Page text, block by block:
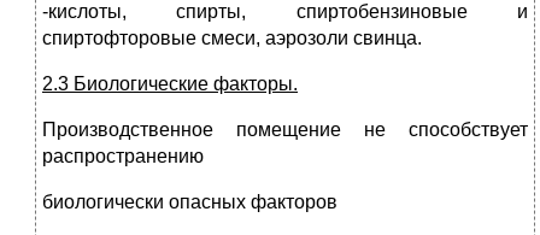
-кислоты, спирты, спиртобензиновые и
спиртофторовые смеси, аэрозоли свинца.
2.3 Биологические факторы.
Производственное помещение не способствует
распространению
биологически опасных факторов